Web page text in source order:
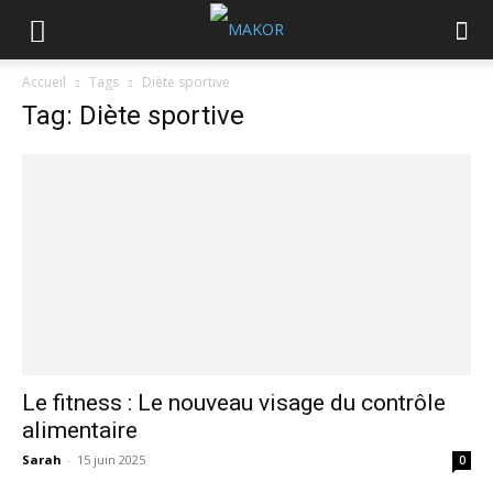
Accueil Tags Diète sportive
Tag: Diète sportive
Le fitness : Le nouveau visage du contrôle
alimentaire
Sarah - 15 juin 2025 0